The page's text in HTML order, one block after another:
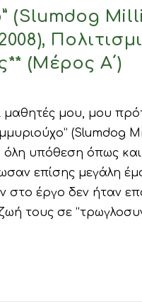
(Slumdog
(Μέρος Α΄)
μαθητές μου, μου
(Slumdog
όλη υπόθεση όπως
επίσης μεγάλη
έργο δεν ήταν
τους σε